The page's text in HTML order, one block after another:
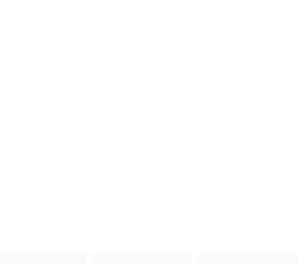
，并走出了困住他
一届党代表、第十二届中华慈善奖最具爱心慈善楷模张
小镇，在小镇里他
的27岁杭州姑娘杨晨，和她的小伙伴徒步尼